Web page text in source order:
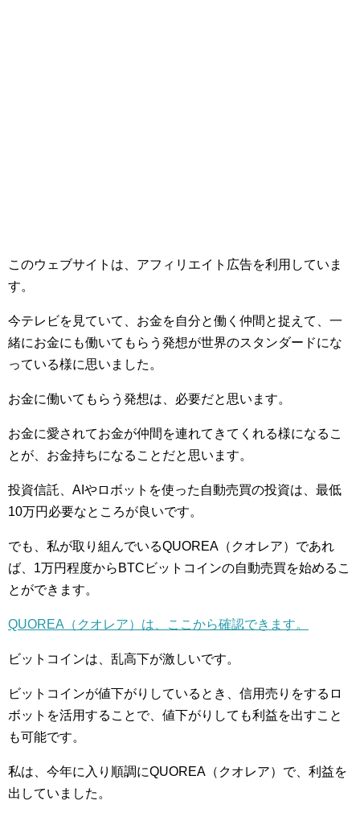
このウェブサイトは、アフィリエイト広告を利用していま
す。
今テレビを見ていて、お金を自分と働く仲間と捉えて、一
緒にお金にも働いてもらう発想が世界のスタンダードにな
っている様に思いました。
お金に働いてもらう発想は、必要だと思います。
お金に愛されてお金が仲間を連れてきてくれる様になるこ
とが、お金持ちになることだと思います。
投資信託、AIやロボットを使った自動売買の投資は、最低
10万円必要なところが良いです。
でも、私が取り組んでいるQUOREA（クオレア）であれ
ば、1万円程度からBTCビットコインの自動売買を始めるこ
とができます。
QUOREA（クオレア）は、ここから確認できます。
ビットコインは、乱高下が激しいです。
ビットコインが値下がりしているとき、信用売りをするロ
ボットを活用することで、値下がりしても利益を出すこと
も可能です。
私は、今年に入り順調にQUOREA（クオレア）で、利益を
出していました。